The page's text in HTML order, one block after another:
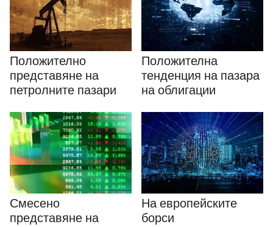
Положително
представяне на
петролните пазари
Положителна
тенденция на пазара
на облигации
Смесено
представяне на
На европейските
борси